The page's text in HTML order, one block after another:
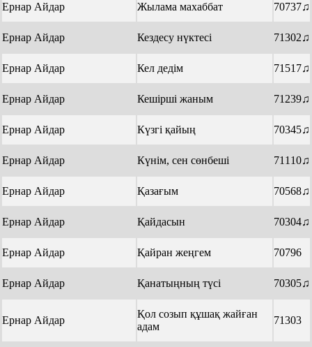
Ернар Айдар Жылама махаббат 70737♫
Ернар Айдар Кездесу нүктесі 71302♫
Ернар Айдар Кел дедім 71517♫
Ернар Айдар Кешірші жаным 71239♫
Ернар Айдар Күзгі қайың 70345♫
Ернар Айдар Күнім, сен сөнбеші 71110♫
Ернар Айдар Қазағым 70568♫
Ернар Айдар Қайдасын 70304♫
Ернар Айдар Қайран жеңгем 70796
Ернар Айдар Қанатыңның түсі 70305♫
Ернар Айдар
Қол созып құшақ жайған
адам
71303